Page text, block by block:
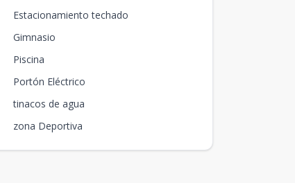
Estacionamiento techado
Gimnasio
Piscina
Portón Eléctrico
tinacos de agua
zona Deportiva